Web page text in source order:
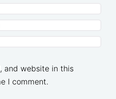
and website in this
I comment.